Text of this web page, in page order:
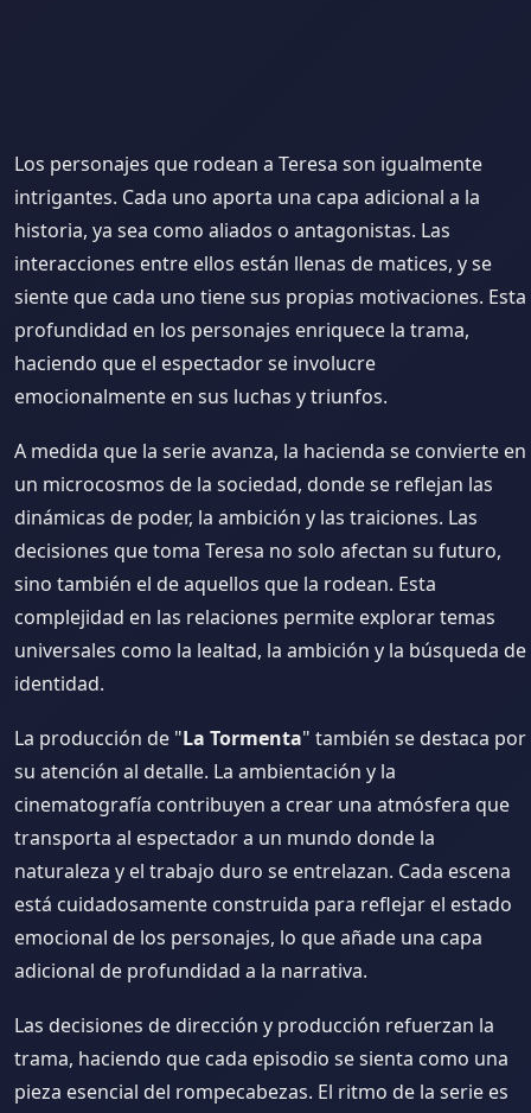
Los personajes que rodean a Teresa son igualmente
intrigantes. Cada uno aporta una capa adicional a la
historia, ya sea como aliados o antagonistas. Las
interacciones entre ellos están llenas de matices, y se
siente que cada uno tiene sus propias motivaciones. Esta
profundidad en los personajes enriquece la trama,
haciendo que el espectador se involucre
emocionalmente en sus luchas y triunfos.
A medida que la serie avanza, la hacienda se convierte en
un microcosmos de la sociedad, donde se reflejan las
dinámicas de poder, la ambición y las traiciones. Las
decisiones que toma Teresa no solo afectan su futuro,
sino también el de aquellos que la rodean. Esta
complejidad en las relaciones permite explorar temas
universales como la lealtad, la ambición y la búsqueda de
identidad.
La producción de "La Tormenta" también se destaca por
su atención al detalle. La ambientación y la
cinematografía contribuyen a crear una atmósfera que
transporta al espectador a un mundo donde la
naturaleza y el trabajo duro se entrelazan. Cada escena
está cuidadosamente construida para reflejar el estado
emocional de los personajes, lo que añade una capa
adicional de profundidad a la narrativa.
Las decisiones de dirección y producción refuerzan la
trama, haciendo que cada episodio se sienta como una
pieza esencial del rompecabezas. El ritmo de la serie es